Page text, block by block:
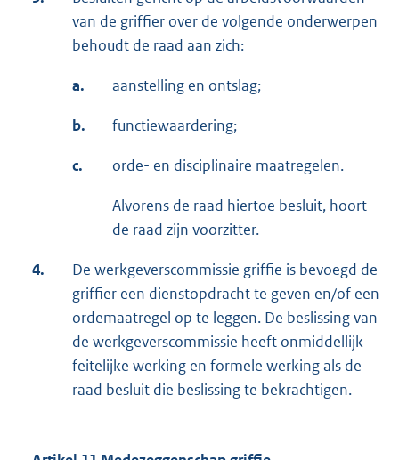
van de griffier over de volgende onderwerpen
behoudt de raad aan zich:
a. aanstelling en ontslag;
b. functiewaardering;
c. orde- en disciplinaire maatregelen.
Alvorens de raad hiertoe besluit, hoort
de raad zijn voorzitter.
4.
De werkgeverscommissie griffie is bevoegd de
griffier een dienstopdracht te geven en/of een
ordemaatregel op te leggen. De beslissing van
de werkgeverscommissie heeft onmiddellijk
feitelijke werking en formele werking als de
raad besluit die beslissing te bekrachtigen.